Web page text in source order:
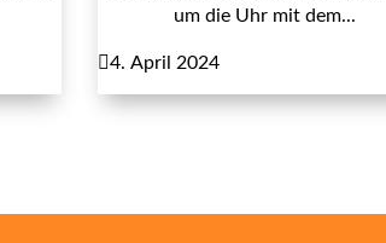
um die Uhr mit dem...
4. April 2024